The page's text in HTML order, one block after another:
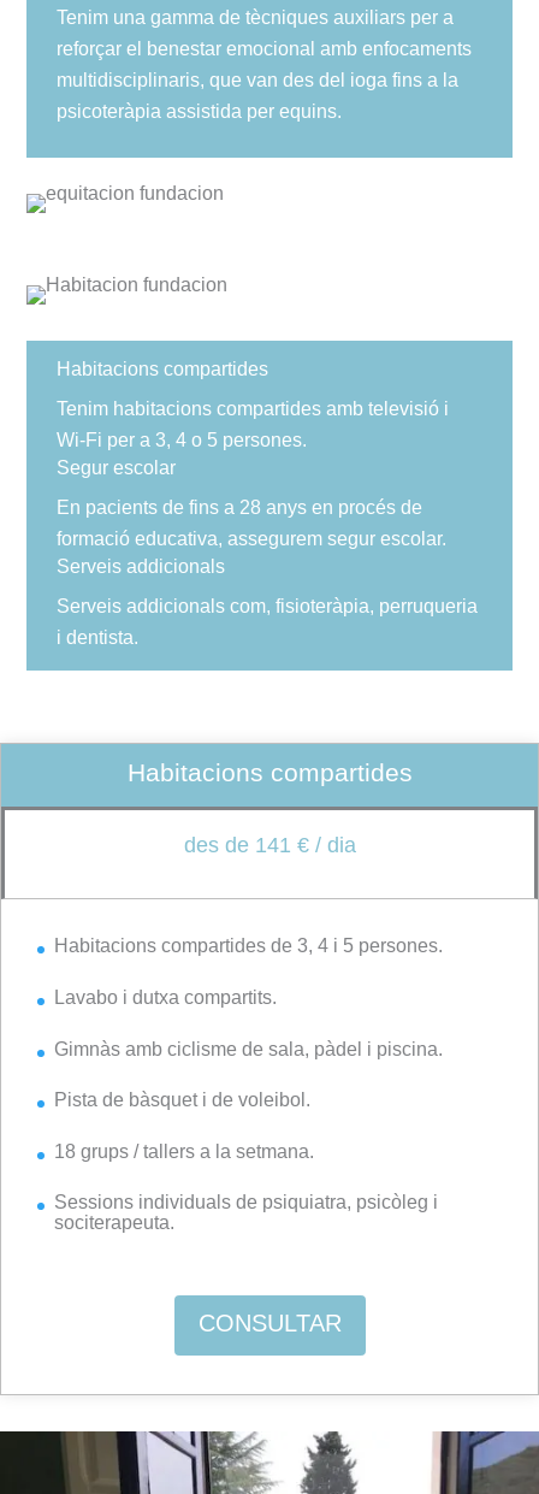
Tenim una gamma de tècniques auxiliars per a
reforçar el benestar emocional amb enfocaments
multidisciplinaris, que van des del ioga fins a la
psicoteràpia assistida per equins.
Habitacions compartides
Tenim habitacions compartides amb televisió i
Wi-Fi per a 3, 4 o 5 persones.
Segur escolar
En pacients de fins a 28 anys en procés de
formació educativa, assegurem segur escolar.
Serveis addicionals
Serveis addicionals com, fisioteràpia, perruqueria
i dentista.
Habitacions compartides
des de 141 € / dia
Habitacions compartides de 3, 4 i 5 persones.
Lavabo i dutxa compartits.
Gimnàs amb ciclisme de sala, pàdel i piscina.
Pista de bàsquet i de voleibol.
18 grups / tallers a la setmana.
Sessions individuals de psiquiatra, psicòleg i
sociterapeuta.
CONSULTAR